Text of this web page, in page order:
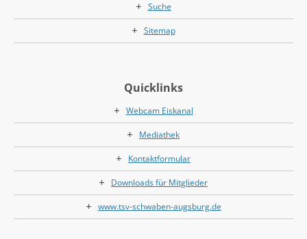
Suche
Sitemap
Quicklinks
Webcam Eiskanal
Mediathek
Kontaktformular
Downloads für Mitglieder
www.tsv-schwaben-augsburg.de